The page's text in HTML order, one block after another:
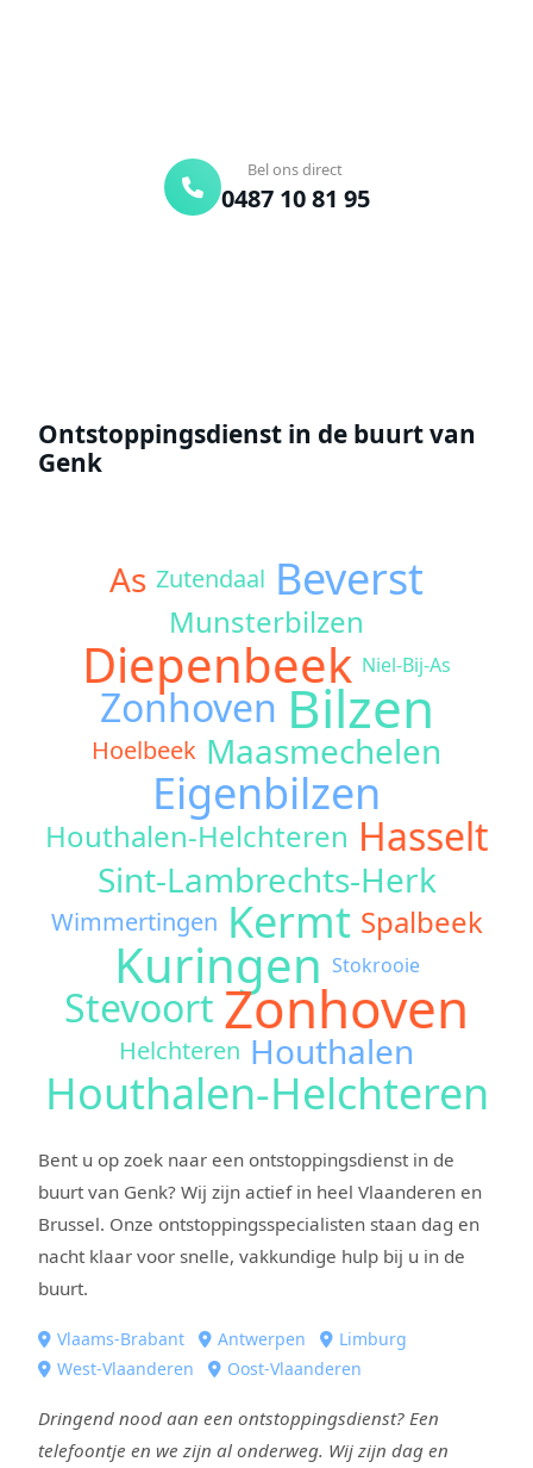
Bel ons direct
0487 10 81 95
Ontstoppingsdienst in de buurt van
Genk
As Zutendaal Beverst
Munsterbilzen
Diepenbeek Niel-Bij-As
Zonhoven Bilzen
Hoelbeek Maasmechelen
Eigenbilzen
Houthalen-Helchteren Hasselt
Sint-Lambrechts-Herk
Wimmertingen Kermt Spalbeek
Kuringen Stokrooie
Stevoort Zonhoven
Helchteren Houthalen
Houthalen-Helchteren
Bent u op zoek naar een ontstoppingsdienst in de
buurt van Genk? Wij zijn actief in heel Vlaanderen en
Brussel. Onze ontstoppingsspecialisten staan dag en
nacht klaar voor snelle, vakkundige hulp bij u in de
buurt.
Vlaams-Brabant Antwerpen
Limburg
West-Vlaanderen
Oost-Vlaanderen
Dringend nood aan een ontstoppingsdienst? Een
telefoontje en we zijn al onderweg. Wij zijn dag en